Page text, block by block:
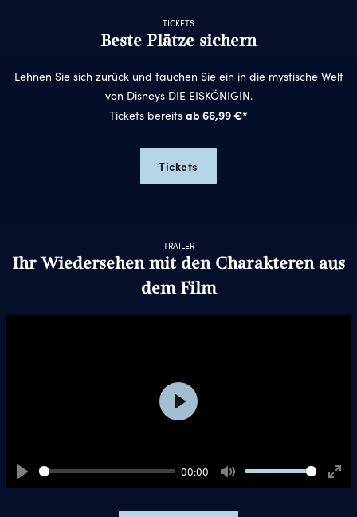
TICKETS
Beste Plätze sichern
Lehnen Sie sich zurück und tauchen Sie ein in die mystische Welt
von Disneys DIE EISKÖNIGIN.
Tickets bereits ab 66,99 €*
Tickets
TRAILER
Ihr Wiedersehen mit den Charakteren aus
dem Film
Play
00:00
Mute
Play